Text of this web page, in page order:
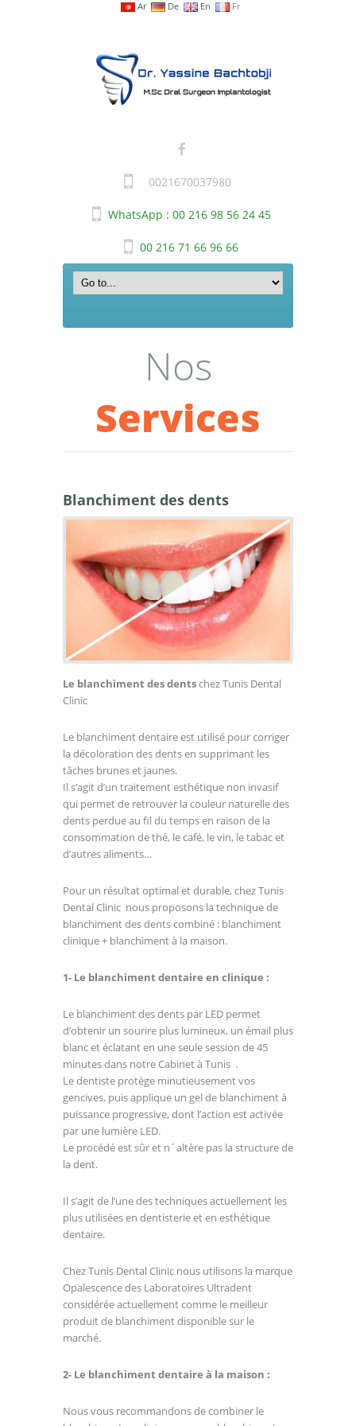
Ar De En Fr
0021670037980
WhatsApp : 00 216 98 56 24 45
00 216 71 66 96 66
Nos
Services
Blanchiment des dents
Le blanchiment des dentschez Tunis Dental
Clinic
Le blanchiment dentaire est utilisé pour corriger
la décoloration des dents en supprimant les
tâches brunes et jaunes.
Il s’agit d’un traitement esthétique non invasif
qui permet de retrouver la couleur naturelle des
dents perdue au fil du temps en raison de la
consommation de thé, le café, le vin, le tabac et
d’autres aliments…
Pour un résultat optimal et durable, chez Tunis
Dental Clinic nous proposons la technique de
blanchiment des dents combiné : blanchiment
clinique + blanchiment à la maison.
1- Le blanchiment dentaire en clinique :
Le blanchiment des dents par LED permet
d’obtenir un sourire plus lumineux, un émail plus
blanc et éclatant en une seule session de 45
minutes dans notre Cabinet à Tunis .
Le dentiste protège minutieusement vos
gencives, puis applique un gel de blanchiment à
puissance progressive, dont l’action est activée
par une lumière LED.
Le procédé est sûr et n´altère pas la structure de
la dent.
Il s’agit de l’une des techniques actuellement les
plus utilisées en dentisterie et en esthétique
dentaire.
Chez Tunis Dental Clinic nous utilisons la marque
Opalescence des Laboratoires Ultradent
considérée actuellement comme le meilleur
produit de blanchiment disponible sur le
marché.
2- Le blanchiment dentaire à la maison :
Nous vous recommandons de combiner le